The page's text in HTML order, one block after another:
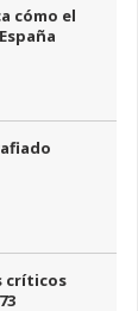
cómo el
críticos